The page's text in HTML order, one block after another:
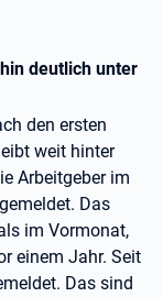
deutlich unter
den ersten
weit hinter
Arbeitgeber im
Das
im Vormonat,
einem Jahr. Seit
Das sind